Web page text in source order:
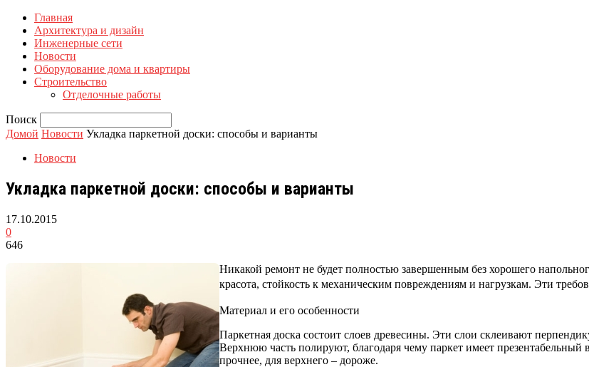
Главная
Архитектура и дизайн
Инженерные сети
Новости
Оборудование дома и квартиры
Строительство
Отделочные работы
Поиск
Домой Новости Укладка паркетной доски: способы и варианты
Новости
Укладка паркетной доски: способы и варианты
17.10.2015
0
646
Никакой ремонт не будет полностью завершенным без хорошего
красота, стойкость к механическим повреждениям и нагрузкам. Эти
Материал и его особенности
Паркетная доска состоит слоев древесины. Эти слои склеивают
Верхнюю часть полируют, благодаря чему паркет имеет
прочнее, для верхнего – дороже.